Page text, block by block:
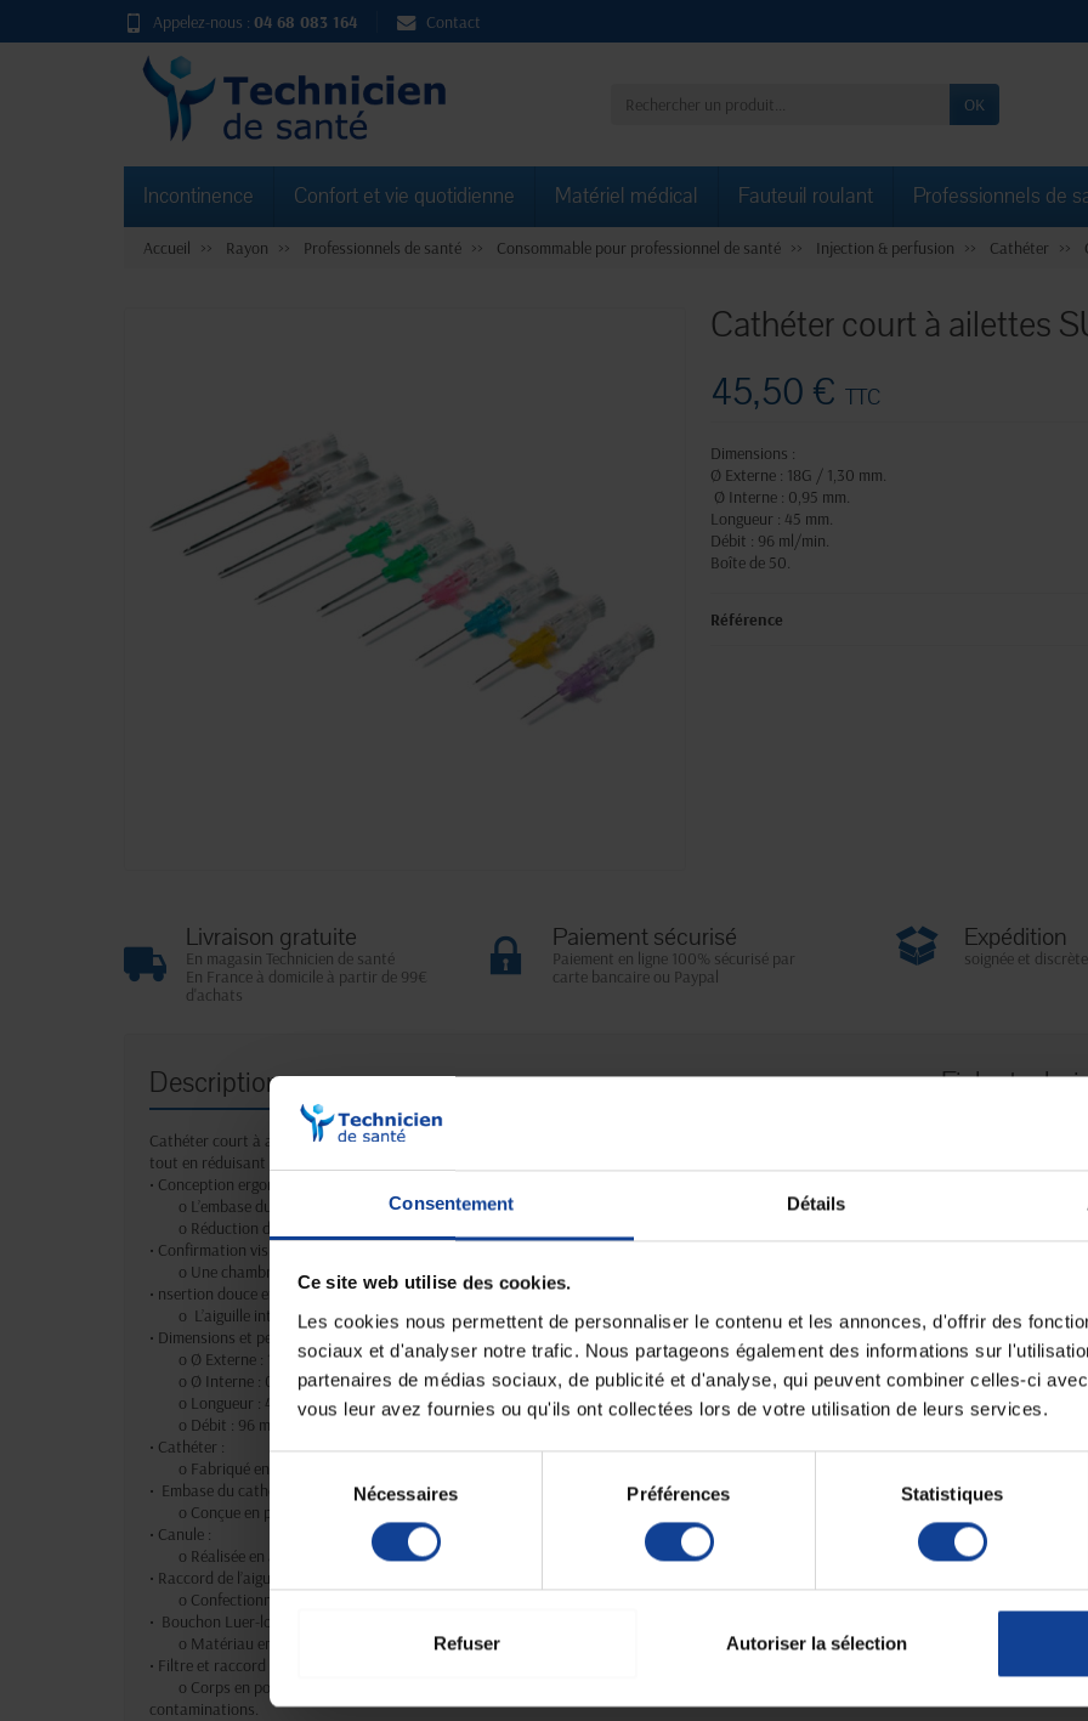
Consentement Détails
Ce site web utilise des cookies.
Les cookies nous permettent de personnaliser le contenu et les annonces, d'offrir des
sociaux et d'analyser notre trafic. Nous partageons également des informations sur
partenaires de médias sociaux, de publicité et d'analyse, qui peuvent combiner celles-ci
vous leur avez fournies ou qu'ils ont collectées lors de votre utilisation de leurs services.
consentement
Nécessaires Préférences Statistiques
Refuser Autoriser la sélection
Appelez-nous : 04 68 083 164 Contact
OK
Incontinence Confort et vie quotidienne Matériel médical Fauteuil roulant Professionnels de
Accueil Rayon Professionnels de santé Consommable pour professionnel de santé Injection & perfusion Cathéter
Cathéter court à ailettes
45,50 €TTC
Dimensions :
Ø Externe : 18G / 1,30 mm.
Ø Interne : 0,95 mm.
Longueur : 45 mm.
Débit : 96 ml/min.
Boîte de 50.
Référence
Livraison gratuite
En magasin Technicien de santé
En France à domicile à partir de 99€
d'achats
Paiement sécurisé
Paiement en ligne 100% sécurisé par
carte bancaire ou Paypal
Expédition
soignée et discrète
Description
Cathéter court à ailettes Surflo W 18vert
tout en réduisant les traumatismes et en offrant une meilleure stabilisation.
• Conception ergonomique :
o L’embase du cathéter facilite les techniques d’insertion traditionnelles, tout en assurant confort et stabilité.
o Réduction des mouvements dans le vaisseau, limitant ainsi les risques de complications.
• Confirmation visuelle immédiate :
o Une chambre de reflux permet de vérifier que le cathéter est correctement inséré dans la veine.
• nsertion douce et sécurisée :
o L’aiguille interne, dotée d’une extrémité pointue, minimise les traumatismes vasculaires lors de l’utilisation.
• Dimensions et performances :
o Ø Externe : 18G / 1,30 mm.
o Ø Interne : 0,95 mm.
o Longueur : 45 mm.
o Débit : 96 ml/min.
• Cathéter :
o Fabriqué en FEP avec charge BaSO4, garantissant durabilité et visibilité radiologique.
• Embase du cathéter :
o Conçue en polypropylène avec un master batch pour assurer robustesse et facilité d’utilisation.
• Canule :
o Réalisée en acier inoxydable pour une insertion fiable et précise.
• Raccord de l’aiguille :
o Confectionné en copolymère styrène/butadiène pour une compatibilité optimale.
• Bouchon Luer-lock :
o Matériau en polypropylène, assurant une connexion sécurisée.
• Filtre et raccord d’évent :
o Corps en polyéthylène et copolymère styrène/butadiène, avec une protection en polyéthylène pour limiter les
contaminations.
Fiche
Unité de